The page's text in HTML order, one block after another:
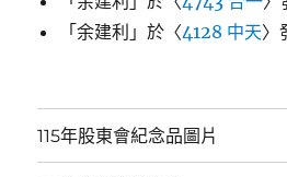
「余建利 」於〈4128 中天〉
115年股東會紀念品圖片